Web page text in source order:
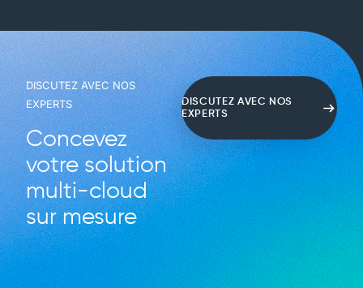
ÉtiquetéCyberrésilience , cybersécurité,Réglementaire,
résiliences
SOC
DISCUTEZ AVEC NOS
EXPERTS
Concevez
votre solution
multi-cloud
sur mesure
DISCUTEZ AVEC NOS
EXPERTS